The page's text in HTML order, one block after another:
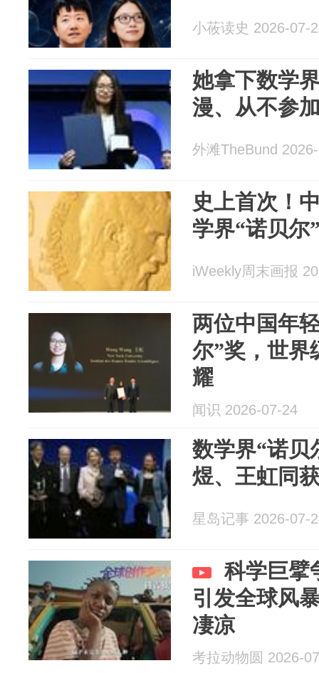
小莜读史 2026-07-
她拿下数学
漫、从不参
外滩TheBund
史上首次！
学界“诺贝尔
iWeekly周末画报
两位中国年
尔”奖，世界
耀
闻识 2026-07-24
数学界“诺贝
煜、王虹同
星岛记事 2026-07-
科学巨擘
引发全球风
凄凉
考拉动物圆 2026-